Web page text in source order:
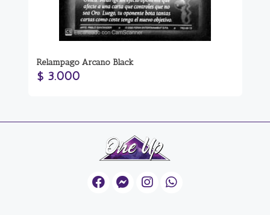
Relampago Arcano Black
$ 3.000